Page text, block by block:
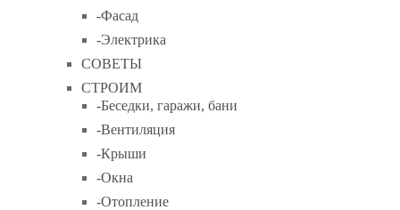
-Фасад
-Электрика
СОВЕТЫ
СТРОИМ
-Беседки, гаражи, бани
-Вентиляция
-Крыши
-Окна
-Отопление